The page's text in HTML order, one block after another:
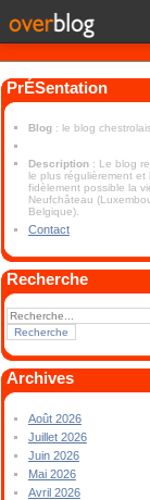
PrÉSentation
Blog : le blog
Description : Le blog
le plus régulièrement et
fidèlement possible la
Neufchâteau
Belgique).
Contact
Recherche
Archives
Août 2026
Juillet 2026
Juin 2026
Mai 2026
Avril 2026